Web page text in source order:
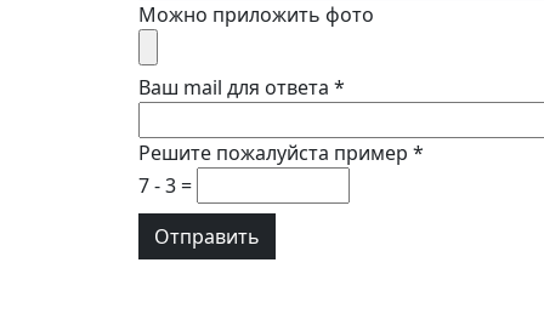
Можно приложить фото
Ваш mail для ответа *
Решите пожалуйста пример *
7 - 3 =